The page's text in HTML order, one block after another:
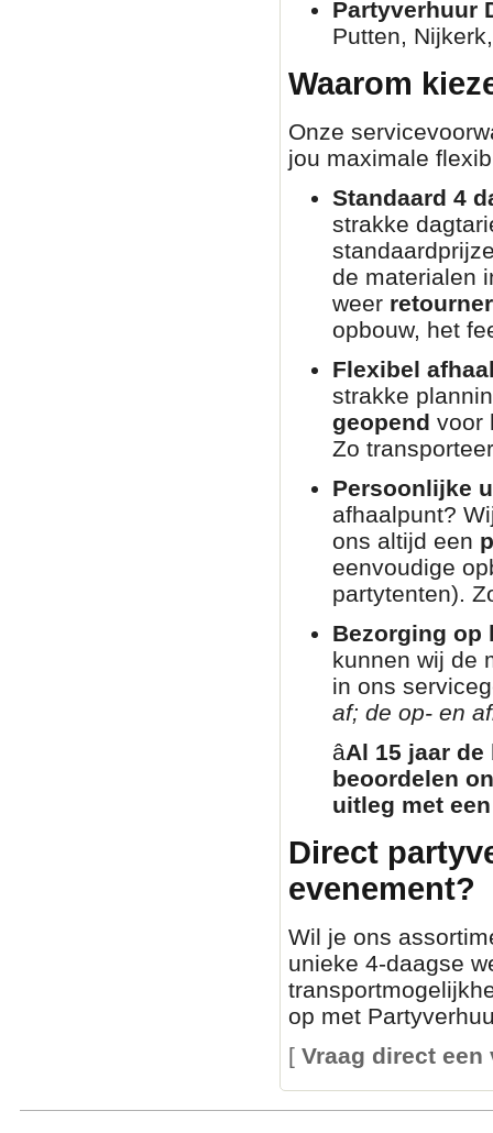
Partyverhuur
Putten,
Waarom
Onze
jou maximale
Standaard 4
strakke
de materialen
weer
opbouw, het
Flexibel
strakke
geopend voor
Zo
Persoonlijke
afhaalpunt?
ons altijd een
eenvoudige
partytenten).
Bezorging op
kunnen wij de
in ons
af; de op- en
â­Al 15 jaar
beoordelen
uitleg met
Direct
evenement?
Wil je ons
unieke 4-daagse
op met
[ Vraag direct